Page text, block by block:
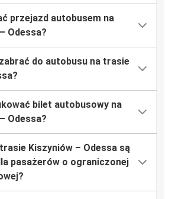
przejazd autobusem na
Odessa?
do autobusu na trasie
bilet autobusowy na
Odessa?
Kiszyniów – Odessa są
pasażerów o ograniczonej